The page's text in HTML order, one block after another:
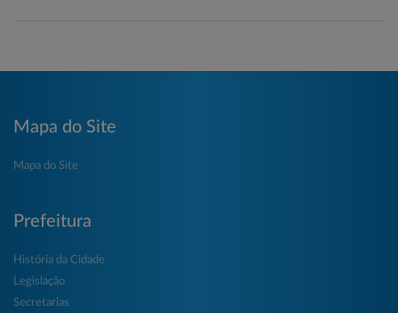
Mapa do Site
Mapa do Site
Prefeitura
História da Cidade
Legislação
Secretarias